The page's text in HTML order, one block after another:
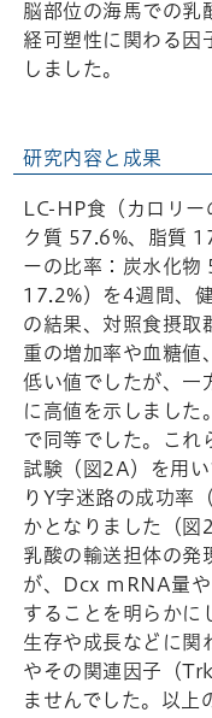
脳部位の海馬での乳
経可塑性に関わる因
しました。
研究内容と成果
LC-HP食（カロリ
ク質 57.6%、脂質
ーの比率：炭水化物
17.2%）を4週間、
の結果、対照食摂取
重の増加率や血糖値
低い値でしたが、一
に高値を示しました
で同等でした。これ
試験（図2A）を用
りY字迷路の成功率
かとなりました（図
乳酸の輸送担体の発
が、Dcx mRNA量
することを明らかに
生存や成長などに
やその関連因子（
ませんでした。以上